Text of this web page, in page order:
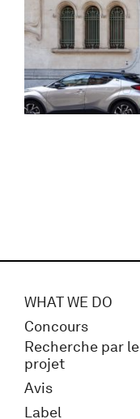
WHAT WE DO
Concours
Recherche par le
projet
Avis
Label